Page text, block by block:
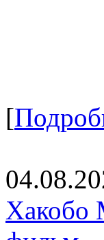
[
Хакобо